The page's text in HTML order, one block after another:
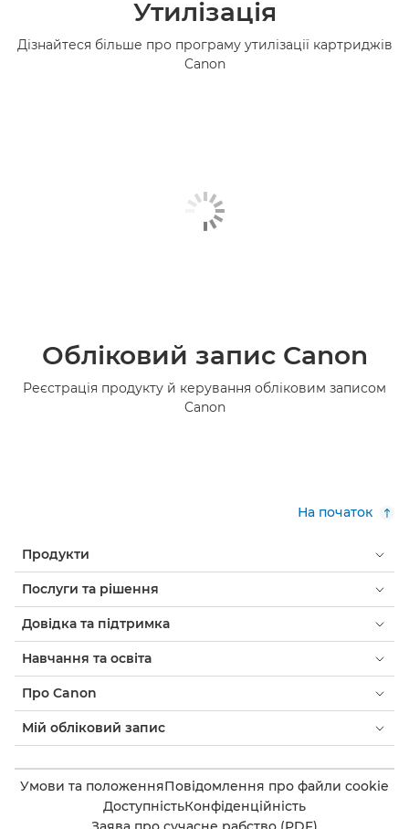
Утилізація
Дізнайтеся більше про програму утилізації картриджів
Canon
Обліковий запис Canon
Реєстрація продукту й керування обліковим записом
Canon
На початок
Продукти
Послуги та рішення
Довідка та підтримка
Навчання та освіта
Про Canon
Мій обліковий запис
Умови та положенняПовідомлення про файли cookie
ДоступністьКонфіденційність